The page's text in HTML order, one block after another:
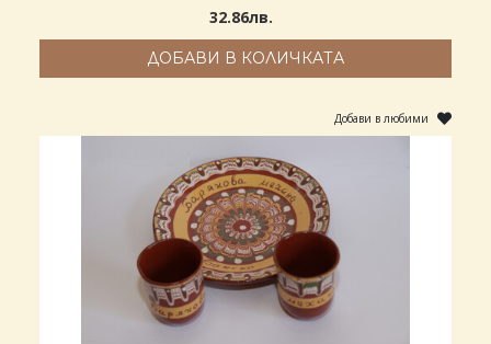
32.86лв.
ДОБАВИ В КОЛИЧКАТА
Добави в любими